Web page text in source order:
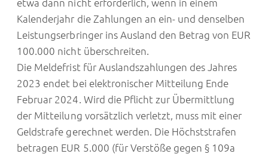
etwa dann nicht erforderlich, wenn in einem
Kalenderjahr die Zahlungen an ein- und denselben
Leistungserbringer ins Ausland den Betrag von EUR
100.000 nicht überschreiten.
Die Meldefrist für Auslandszahlungen des Jahres
2023 endet bei elektronischer Mitteilung Ende
Februar 2024. Wird die Pflicht zur Übermittlung
der Mitteilung vorsätzlich verletzt, muss mit einer
Geldstrafe gerechnet werden. Die Höchststrafen
betragen EUR 5.000 (für Verstöße gegen § 109a